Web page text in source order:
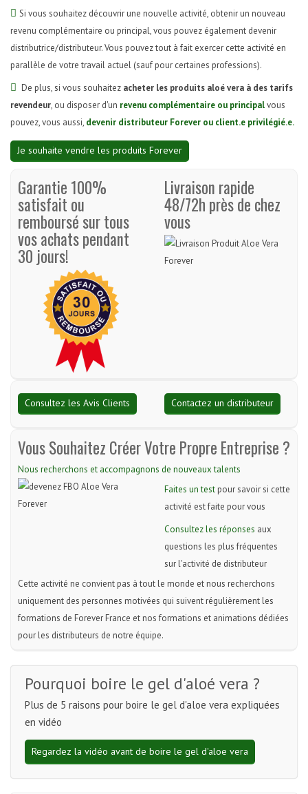
Si vous souhaitez découvrir une nouvelle activité, obtenir un nouveau
revenu complémentaire ou principal, vous pouvez également devenir
distributrice/distributeur. Vous pouvez tout à fait exercer cette activité en
parallèle de votre travail actuel (sauf pour certaines professions).
De plus, si vous souhaitez acheter les produits aloé vera à des tarifs
revendeur, ou disposer d'un revenu complémentaire ou principalvous
pouvez, vous aussi, devenir distributeur Forever ou client.e privilégié.e.
Je souhaite vendre les produits Forever
Garantie 100%
satisfait ou
remboursé sur tous
vos achats pendant
30 jours!
Livraison rapide
48/72h près de chez
vous
Consultez les Avis Clients Contactez un distributeur
Vous Souhaitez Créer Votre Propre Entreprise ?
Nous recherchons et accompagnons de nouveaux talents
Faites un testpour savoir si cette
activité est faite pour vous
Consultez les réponses aux
questions les plus fréquentes
sur l'activité de distributeur
Cette activité ne convient pas à tout le monde et nous recherchons
uniquement des personnes motivées qui suivent régulièrement les
formations de Forever France et nos formations et animations dédiées
pour les distributeurs de notre équipe.
Pourquoi boire le gel d'aloé vera ?
Plus de 5 raisons pour boire le gel d'aloe vera expliquées
en vidéo
Regardez la vidéo avant de boire le gel d'aloe vera